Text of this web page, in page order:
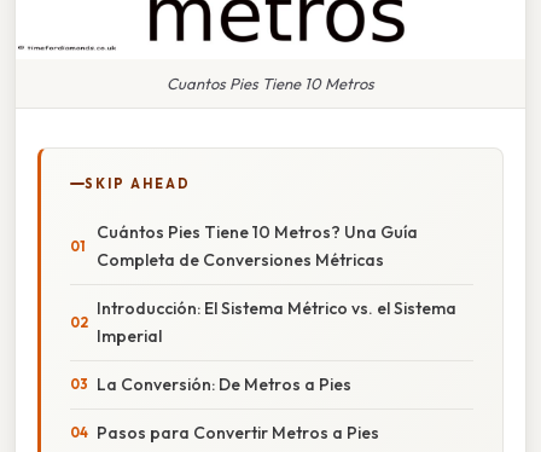
Cuantos Pies Tiene 10 Metros
SKIP AHEAD
Cuántos Pies Tiene 10 Metros? Una Guía
Completa de Conversiones Métricas
Introducción: El Sistema Métrico vs. el Sistema
Imperial
La Conversión: De Metros a Pies
Pasos para Convertir Metros a Pies